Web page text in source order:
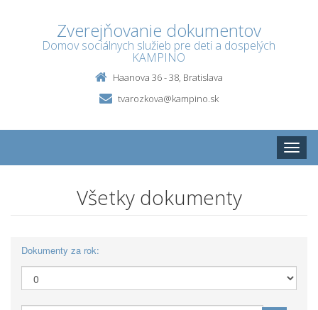
Zverejňovanie dokumentov
Domov sociálnych služieb pre deti a dospelých
KAMPINO
Haanova 36 - 38, Bratislava
tvarozkova@kampino.sk
Toggle
Všetky dokumenty
Dokumenty za rok: